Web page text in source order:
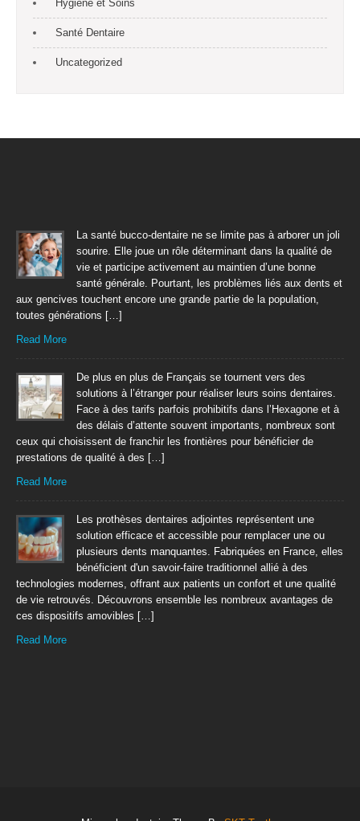
Hygiène et Soins
Santé Dentaire
Uncategorized
La santé bucco-dentaire ne se limite pas à arborer un joli
sourire. Elle joue un rôle déterminant dans la qualité de
vie et participe activement au maintien d’une bonne
santé générale. Pourtant, les problèmes liés aux dents et
aux gencives touchent encore une grande partie de la population,
toutes générations […]
Read More
De plus en plus de Français se tournent vers des
solutions à l’étranger pour réaliser leurs soins dentaires.
Face à des tarifs parfois prohibitifs dans l’Hexagone et à
des délais d’attente souvent importants, nombreux sont
ceux qui choisissent de franchir les frontières pour bénéficier de
prestations de qualité à des […]
Read More
Les prothèses dentaires adjointes représentent une
solution efficace et accessible pour remplacer une ou
plusieurs dents manquantes. Fabriquées en France, elles
bénéficient d'un savoir-faire traditionnel allié à des
technologies modernes, offrant aux patients un confort et une qualité
de vie retrouvés. Découvrons ensemble les nombreux avantages de
ces dispositifs amovibles […]
Read More